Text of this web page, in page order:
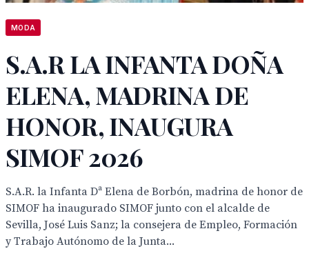
MODA
S.A.R LA INFANTA DOÑA
ELENA, MADRINA DE
HONOR, INAUGURA
SIMOF 2026
S.A.R. la Infanta Dª Elena de Borbón, madrina de honor de
SIMOF ha inaugurado SIMOF junto con el alcalde de
Sevilla, José Luis Sanz; la consejera de Empleo, Formación
y Trabajo Autónomo de la Junta...